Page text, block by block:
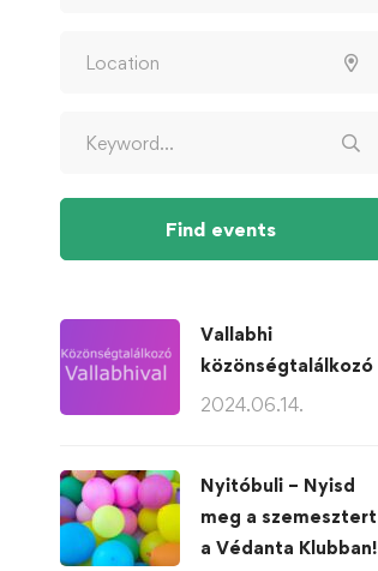
Find events
Vallabhi
közönségtalálkozó
2024.06.14.
Nyitóbuli – Nyisd
meg a szemesztert
a Védanta Klubban!